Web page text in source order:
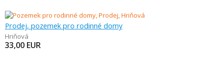
Prodej, pozemek pro rodinné domy
Hriňová
33,00 EUR